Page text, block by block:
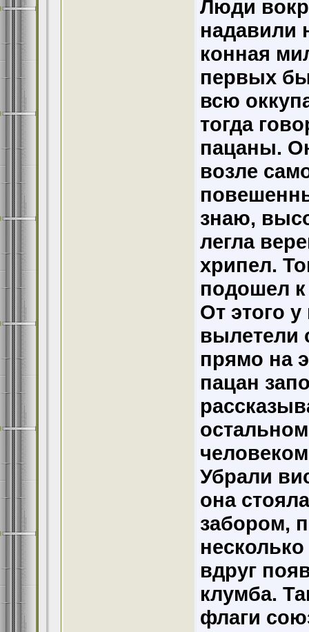
Люди
надавили
конная
первых
всю
тогда
пацаны.
возле
знаю,
легла
хрипел.
подошел к
От этого
вылетели
прямо на
пацан
Убрали
она
забором,
несколько
вдруг
клумба.
флаги